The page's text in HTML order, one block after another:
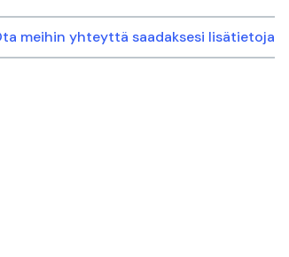
meihin yhteyttä saadaksesi lisätietoja